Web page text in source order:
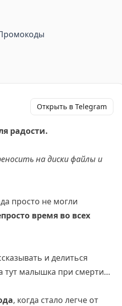
Открыть в Telegram
радости.
на диски файлы и
просто не могли
время во всех
и делиться
тут малышка при смерти…
, когда стало легче от